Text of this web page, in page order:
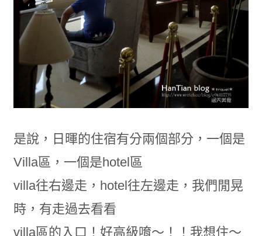
是說，日暉的住宿有分兩個部分，一個是
Villa區，一個是hotel區
villa往右邊走，hotel往左邊走，我們閒晃
時，有走過去看看
villa區的入口！好高級唷～！！我想住～